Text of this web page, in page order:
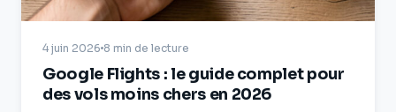
4 juin 2026 8 min de lecture
Google Flights : le guide complet pour
des vols moins chers en 2026